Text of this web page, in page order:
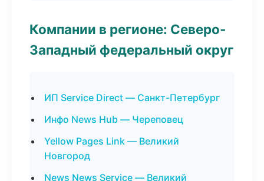
Компании в регионе: Северо-
Западный федеральный округ
ИП Service Direct — Санкт-Петербург
Инфо News Hub — Череповец
Yellow Pages Link — Великий
Новгород
News News Service — Великий